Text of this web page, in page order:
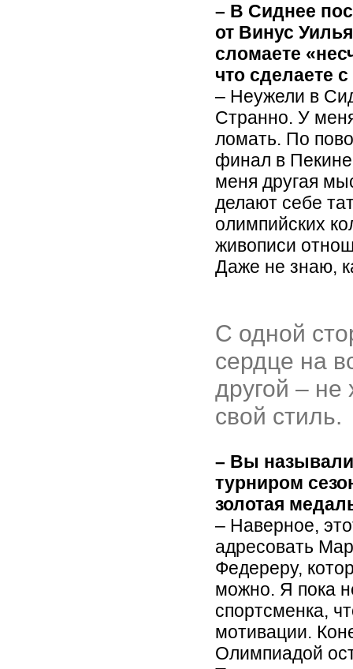
– В Сиднее
от Винус
сломаете
что сделаете
– Неужели в
Странно. У
ломать. По
финал в
меня другая
делают себе
олимпийских
живописи
Даже не знаю,
С одной
сердце на
другой – не
свой стиль.
– Вы
турниром
золотая
– Наверное,
адресовать
Федереру,
можно. Я пока
спортсменка,
мотивации.
Олимпиадой